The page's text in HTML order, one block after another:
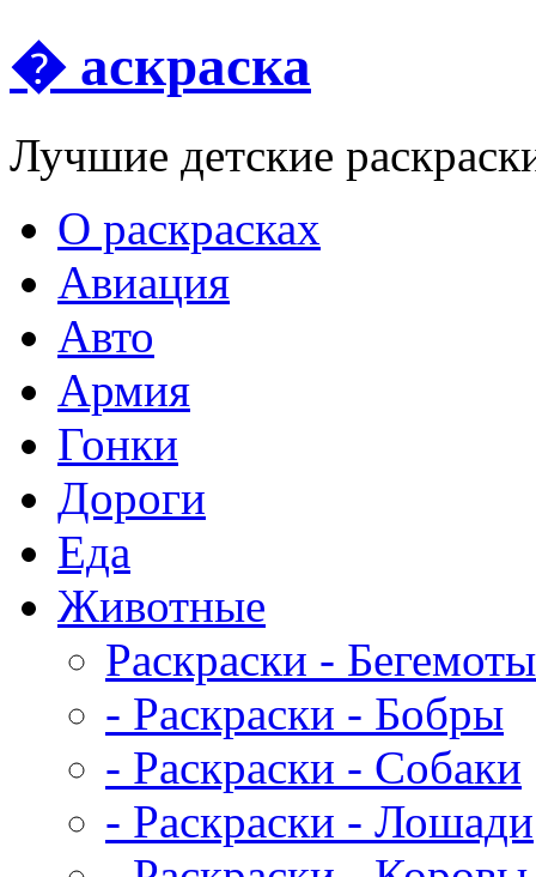
� аскраска
Лучшие детские
О раскрасках
Авиация
Авто
Армия
Гонки
Дороги
Еда
Животныe
Раскраски - Бегемоты
- Раскраски - Бобры
- Раскраски - Собаки
- Раскраски - Лошади